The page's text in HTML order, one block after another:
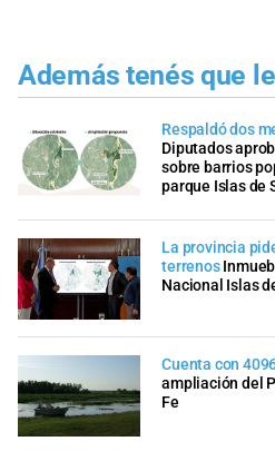
Además tenés que
Respaldó dos
Diputados
sobre barrios
parque Islas de
La provincia
terrenos
Nacional Islas
Cuenta con
ampliación del
Fe